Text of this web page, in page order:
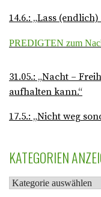
14.6.: „Lass (endlich)
PREDIGTEN zum
31.05.: „Nacht –
aufhalten kann.“
17.5.: „Nicht weg
KATEGORIEN
K